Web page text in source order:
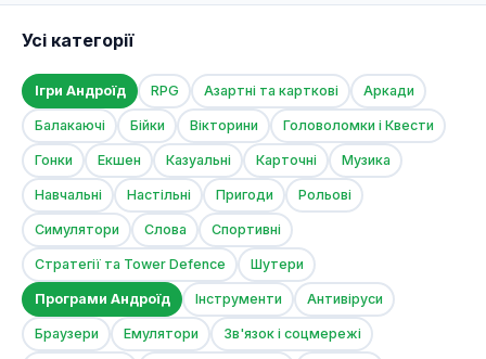
Усі категорії
Ігри Андроїд RPG Азартні та карткові Аркади
Балакаючі Бійки Вікторини Головоломки і Квести
Гонки Екшен Казуальні Карточні Музика
Навчальні Настільні Пригоди Рольові
Симулятори Слова Спортивні
Стратегії та Tower Defence Шутери
Програми Андроїд Інструменти Антивіруси
Браузери Емулятори Зв'язок і соцмережі